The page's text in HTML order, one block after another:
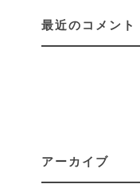
最近のコメント
アーカイブ